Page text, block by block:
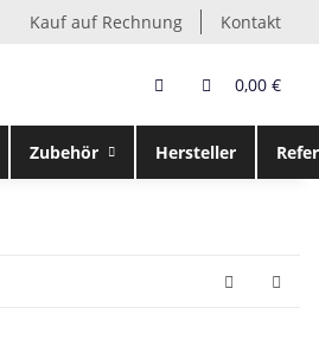
Kauf auf Rechnung Kontakt
0,00 €
Zubehör Hersteller